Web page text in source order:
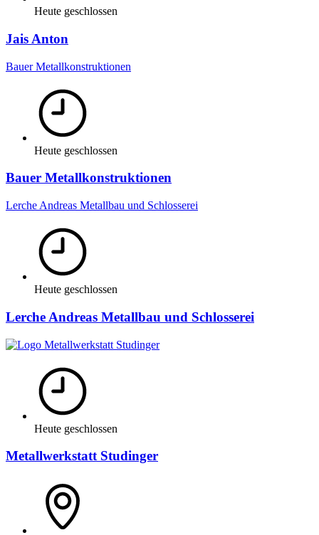
Heute geschlossen
Jais Anton
Bauer Metallkonstruktionen
Heute geschlossen
Bauer Metallkonstruktionen
Lerche Andreas Metallbau und Schlosserei
Heute geschlossen
Lerche Andreas Metallbau und Schlosserei
Heute geschlossen
Metallwerkstatt Studinger